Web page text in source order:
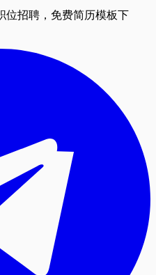
位招聘，免费简历模板下